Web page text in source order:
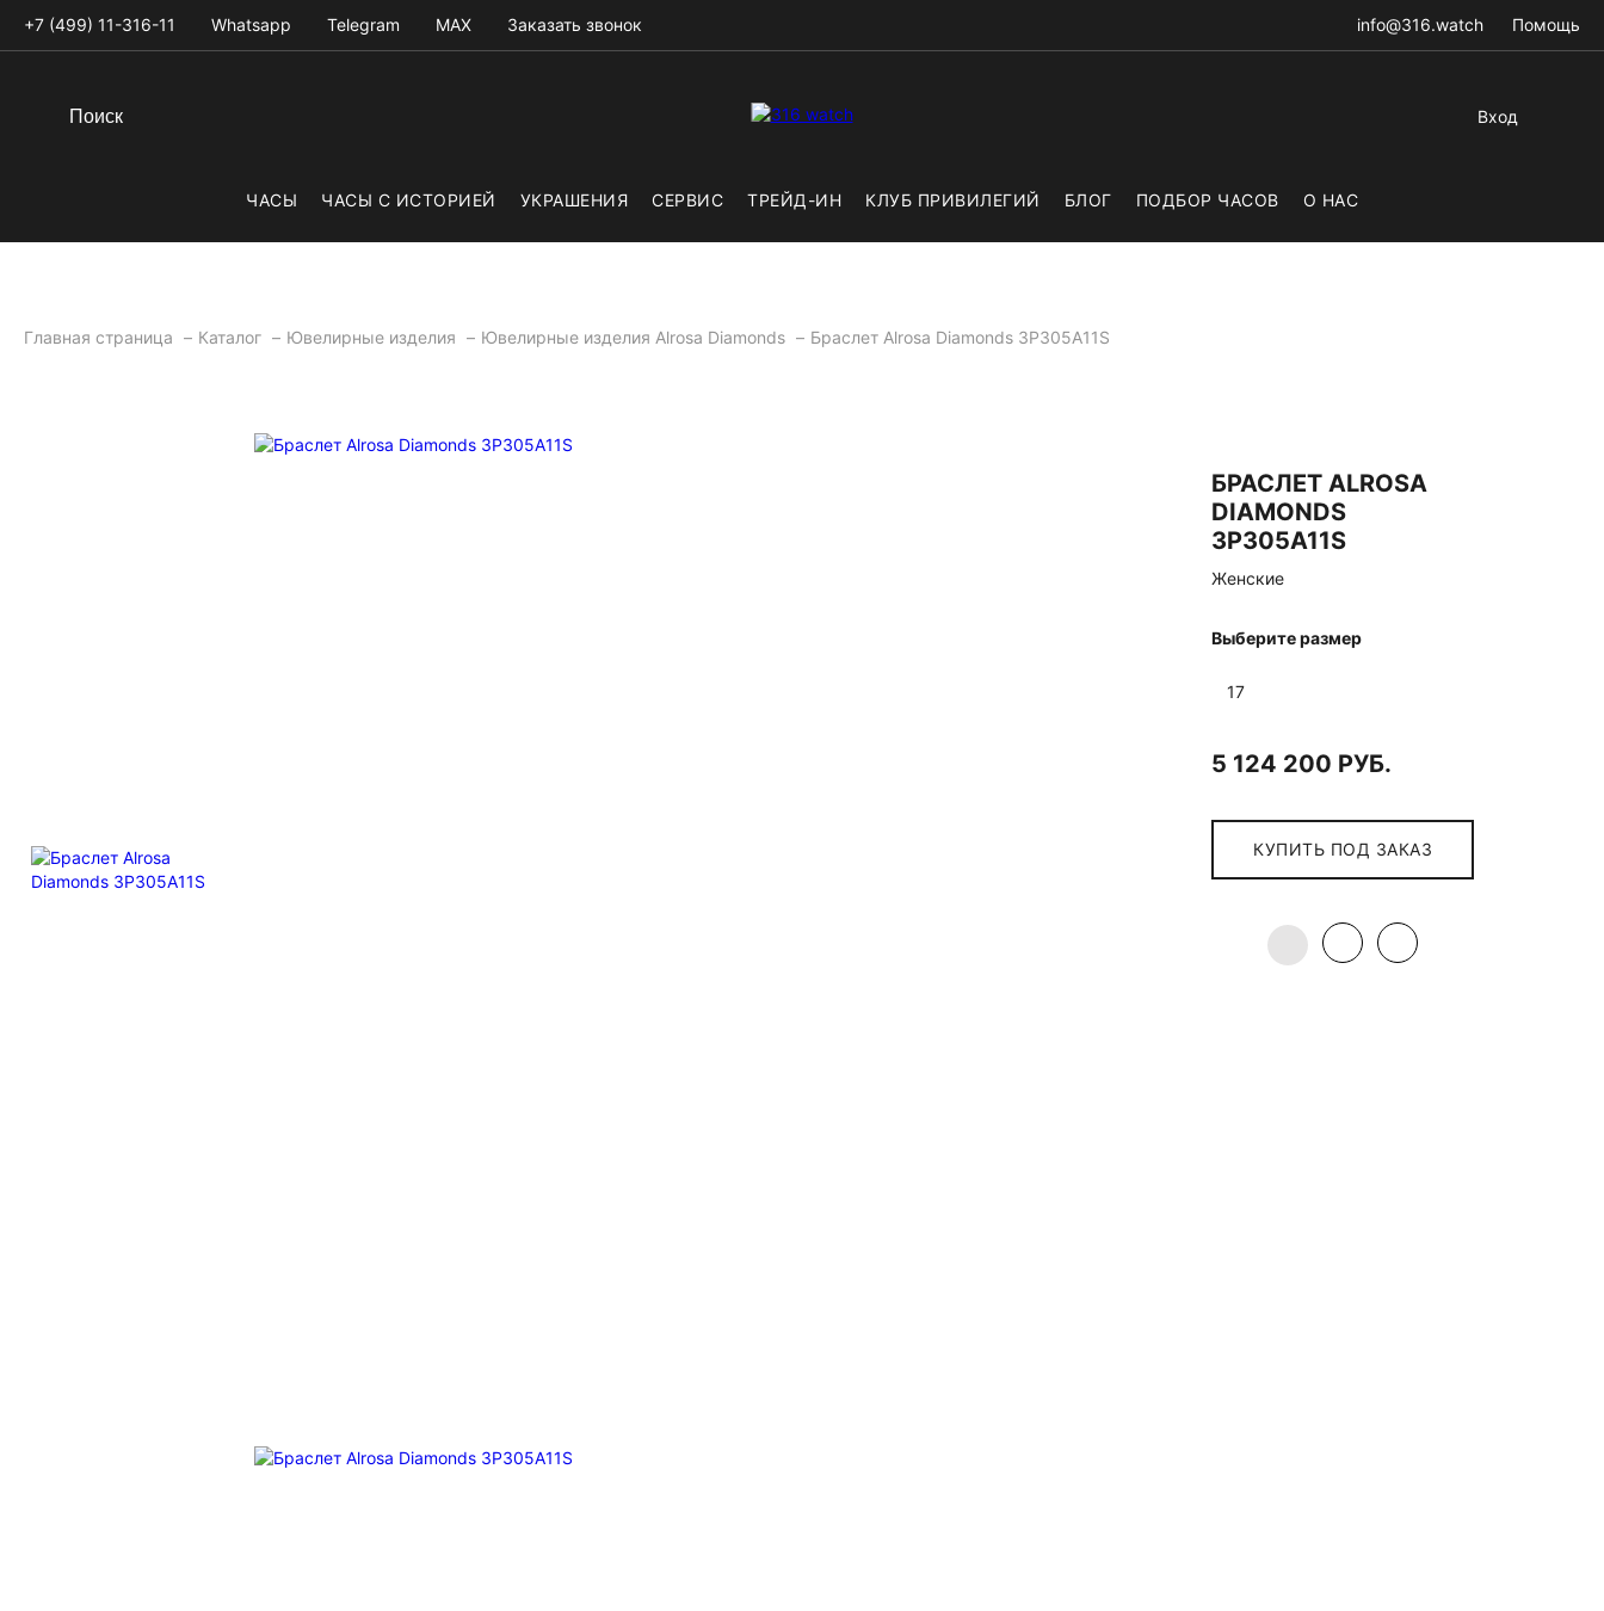
+7 (499) 11-316-11 Whatsapp Telegram MAX Заказать звонок info@316.watch Помощь
Вход
ЧАСЫ ЧАСЫ С ИСТОРИЕЙ УКРАШЕНИЯ СЕРВИС ТРЕЙД-ИН КЛУБ ПРИВИЛЕГИЙ БЛОГ ПОДБОР ЧАСОВ О НАС
Главная страница Каталог Ювелирные изделия Ювелирные изделия Alrosa Diamonds Браслет Alrosa Diamonds 3P305A11S
БРАСЛЕТ ALROSA
DIAMONDS
3P305A11S
Женские
Выберите размер
17
5 124 200 РУБ.
КУПИТЬ ПОД ЗАКАЗ